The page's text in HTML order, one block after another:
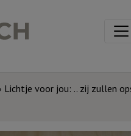
Lichtje voor jou: .. zij zullen